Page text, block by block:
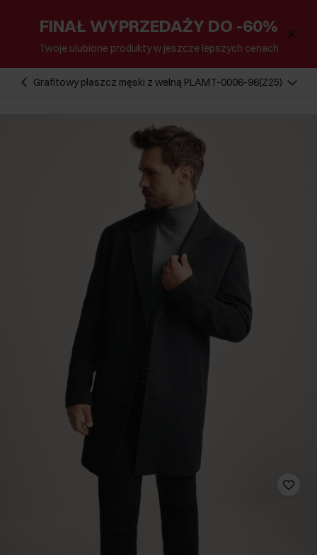
FINAŁ WYPRZEDAŻY DO -60%
Twoje ulubione produkty w jeszcze lepszych cenach
Grafitowy płaszcz męski z wełną PLAMT-0006-96(Z25)